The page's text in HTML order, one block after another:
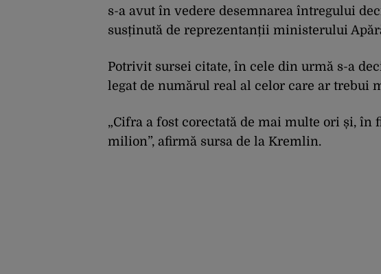
s-a avut în vedere desemnarea întregului
susținută de reprezentanții ministerului
Potrivit sursei citate, în cele din urmă s-a
legat de numărul real al celor care ar trebui
„Cifra a fost corectată de mai multe ori și, în
milion”, afirmă sursa de la Kremlin.